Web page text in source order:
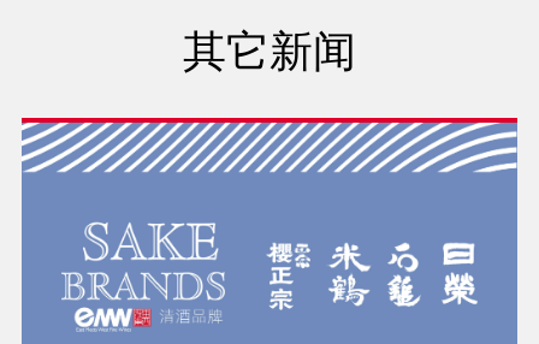
其它新闻